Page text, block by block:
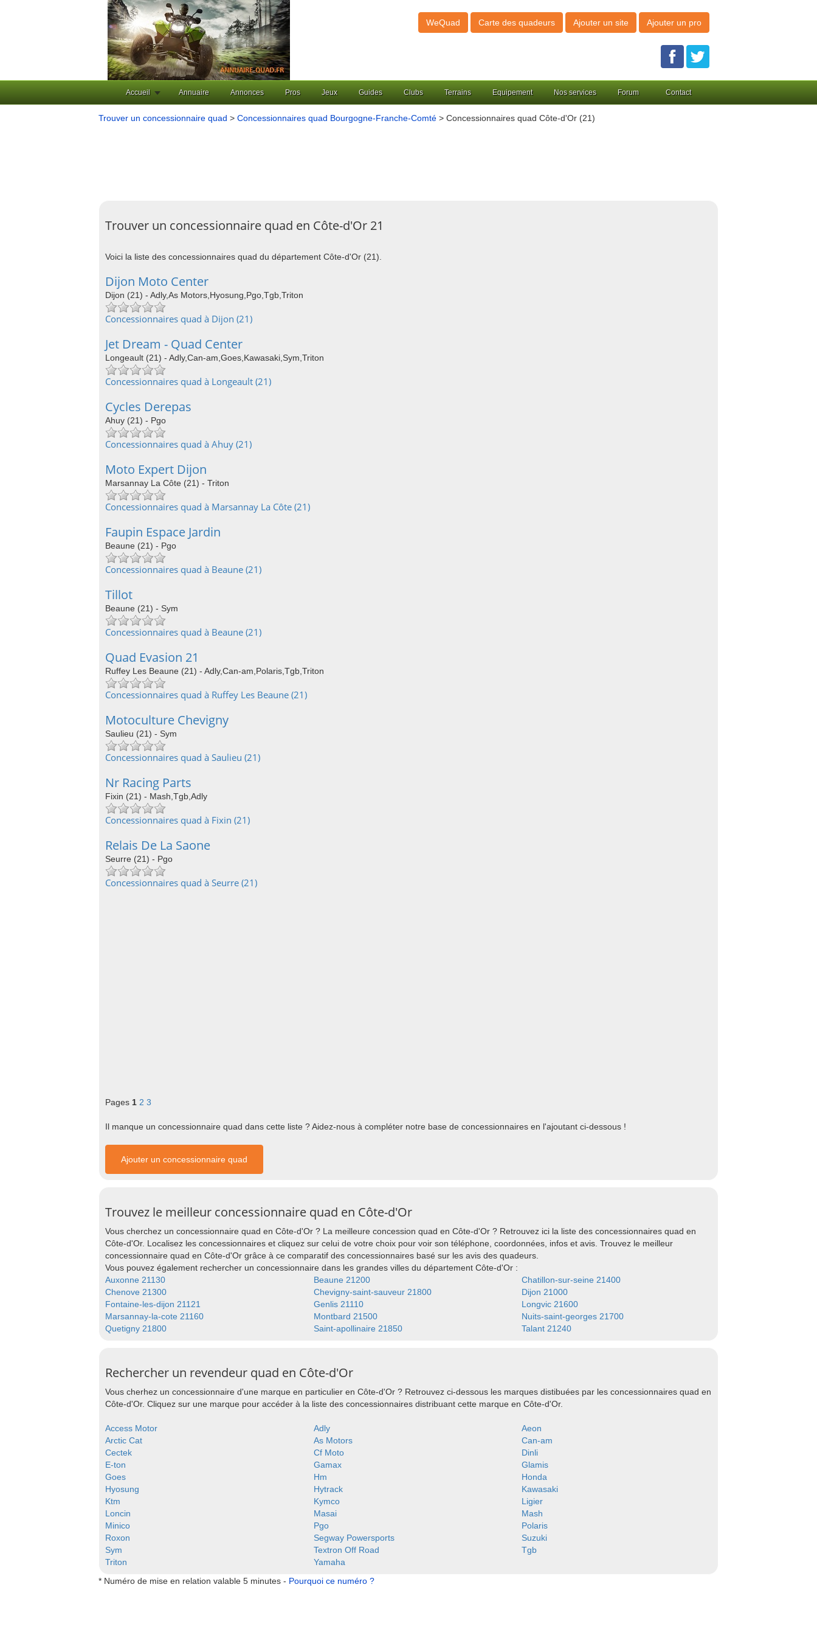
WeQuad Carte des quadeurs Ajouter un site Ajouter un pro
Accueil Annuaire Annonces Pros Jeux Guides Clubs Terrains Equipement Nos services Forum Contact
Trouver un concessionnaire quad > Concessionnaires quad Bourgogne-Franche-Comté > Concessionnaires quad Côte-d'Or (21)
Trouver un concessionnaire quad en Côte-d'Or 21
Voici la liste des concessionnaires quad du département Côte-d'Or (21).
Dijon Moto Center
Dijon (21) - Adly,As Motors,Hyosung,Pgo,Tgb,Triton
Concessionnaires quad à Dijon (21)
Jet Dream - Quad Center
Longeault (21) - Adly,Can-am,Goes,Kawasaki,Sym,Triton
Concessionnaires quad à Longeault (21)
Cycles Derepas
Ahuy (21) - Pgo
Concessionnaires quad à Ahuy (21)
Moto Expert Dijon
Marsannay La Côte (21) - Triton
Concessionnaires quad à Marsannay La Côte (21)
Faupin Espace Jardin
Beaune (21) - Pgo
Concessionnaires quad à Beaune (21)
Tillot
Beaune (21) - Sym
Concessionnaires quad à Beaune (21)
Quad Evasion 21
Ruffey Les Beaune (21) - Adly,Can-am,Polaris,Tgb,Triton
Concessionnaires quad à Ruffey Les Beaune (21)
Motoculture Chevigny
Saulieu (21) - Sym
Concessionnaires quad à Saulieu (21)
Nr Racing Parts
Fixin (21) - Mash,Tgb,Adly
Concessionnaires quad à Fixin (21)
Relais De La Saone
Seurre (21) - Pgo
Concessionnaires quad à Seurre (21)
Pages 1 2 3
Il manque un concessionnaire quad dans cette liste ? Aidez-nous à compléter notre base de concessionnaires en l'ajoutant ci-dessous !
Ajouter un concessionnaire quad
Trouvez le meilleur concessionnaire quad en Côte-d'Or
Vous cherchez un concessionnaire quad en Côte-d'Or ? La meilleure concession quad en Côte-d'Or ? Retrouvez ici la liste des concessionnaires quad en
Côte-d'Or. Localisez les concessionnaires et cliquez sur celui de votre choix pour voir son téléphone, coordonnées, infos et avis. Trouvez le meilleur
concessionnaire quad en Côte-d'Or grâce à ce comparatif des concessionnaires basé sur les avis des quadeurs.
Vous pouvez également rechercher un concessionnaire dans les grandes villes du département Côte-d'Or :
Auxonne 21130
Beaune 21200
Chatillon-sur-seine 21400
Chenove 21300
Chevigny-saint-sauveur 21800
Dijon 21000
Fontaine-les-dijon 21121
Genlis 21110
Longvic 21600
Marsannay-la-cote 21160
Montbard 21500
Nuits-saint-georges 21700
Quetigny 21800
Saint-apollinaire 21850 Talant 21240
Rechercher un revendeur quad en Côte-d'Or
Vous cherhez un concessionnaire d'une marque en particulier en Côte-d'Or ? Retrouvez ci-dessous les marques distibuées par les concessionnaires quad en
Côte-d'Or. Cliquez sur une marque pour accéder à la liste des concessionnaires distribuant cette marque en Côte-d'Or.
Access Motor Adly
Aeon
Arctic Cat
As Motors
Can-am
Cectek
Cf Moto
Dinli
E-ton
Gamax
Glamis
Goes
Hm
Honda
Hyosung
Hytrack
Kawasaki
Ktm
Kymco
Ligier
Loncin
Masai
Mash
Minico
Pgo
Polaris
Roxon
Segway Powersports
Suzuki
Sym
Textron Off Road
Tgb
Triton
Yamaha
* Numéro de mise en relation valable 5 minutes - Pourquoi ce numéro ?